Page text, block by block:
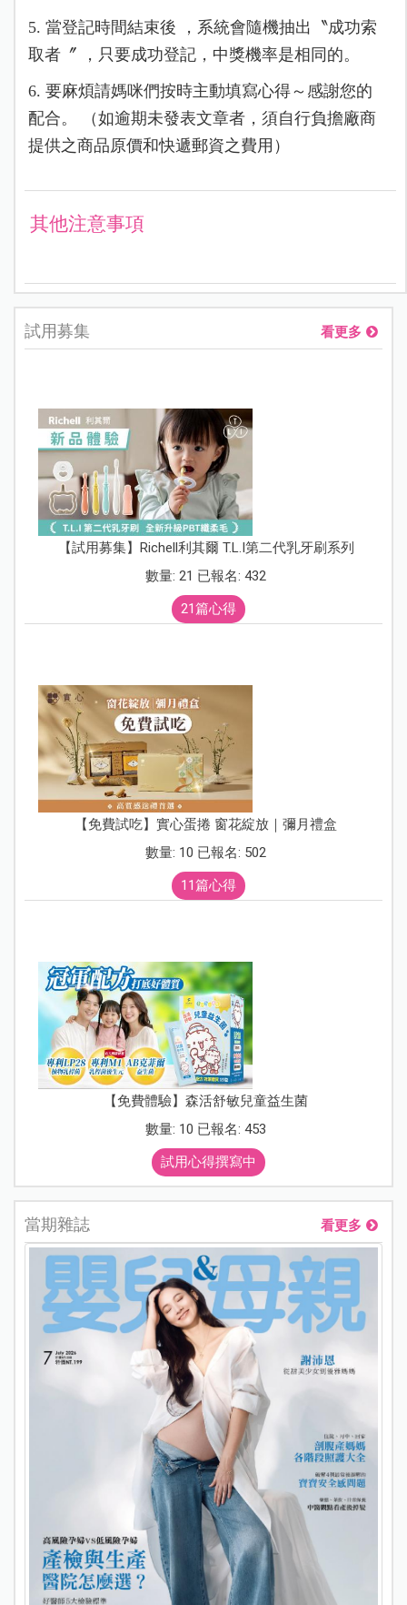
5. 當登記時間結束後 ，系統會隨機抽出〝成功索
取者〞 ，只要成功登記，中獎機率是相同的。
6. 要麻煩請媽咪們按時主動填寫心得～感謝您的
配合。 （如逾期未發表文章者，須自行負擔廠商
提供之商品原價和快遞郵資之費用）
其他注意事項
試用募集 看更多
【試用募集】Richell利其爾 T.L.I第二代乳牙刷系列
數量: 21 已報名: 432
21篇心得
【免費試吃】實心蛋捲 窗花綻放｜彌月禮盒
數量: 10 已報名: 502
11篇心得
【免費體驗】森活舒敏兒童益生菌
數量: 10 已報名: 453
試用心得撰寫中
當期雜誌 看更多